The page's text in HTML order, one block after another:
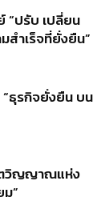
ปรับ เปลี่ยน
ำเร็จที่ยั่งยืน”
ธุรกิจยั่งยืน บน
วิญญาณแห่ง
”